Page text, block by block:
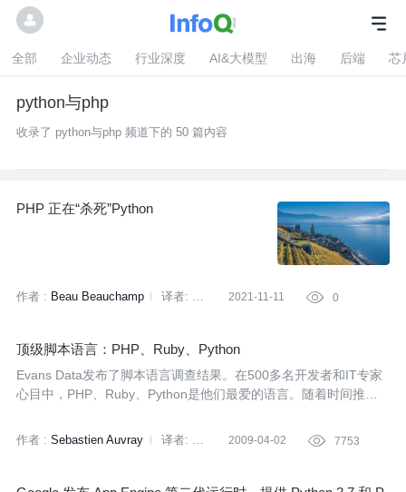
全部 企业动态 行业深度 AI&大模型 出海 后端 芯
python与php
收录了 python与php 频道下的 50 篇内容
PHP 正在“杀死”Python
作者 : Beau Beauchamp
译者:
2021-11-11  0
顶级脚本语言：PHP、Ruby、Python
Evans Data发布了脚本语言调查结果。在500多名开发者和IT专家
心目中，PHP、Ruby、Python是他们最爱的语言。随着时间推
语言的优缺点。Richard Dice（Perl基金会主席）在近期的采访中
表示，脚本语言在企业里面正在呈现上升趋势，不仅仅用于简单任
作者 : Sebastien Auvray
译者:
2009-04-02  7753